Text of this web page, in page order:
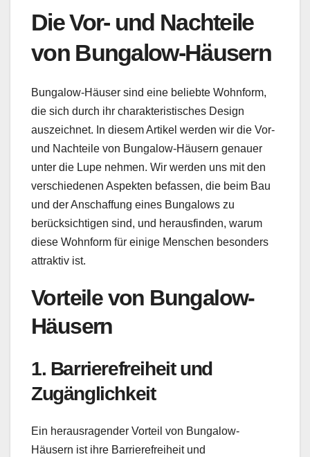
Die Vor- und Nachteile
von Bungalow-Häusern
Bungalow-Häuser sind eine beliebte Wohnform,
die sich durch ihr charakteristisches Design
auszeichnet. In diesem Artikel werden wir die Vor-
und Nachteile von Bungalow-Häusern genauer
unter die Lupe nehmen. Wir werden uns mit den
verschiedenen Aspekten befassen, die beim Bau
und der Anschaffung eines Bungalows zu
berücksichtigen sind, und herausfinden, warum
diese Wohnform für einige Menschen besonders
attraktiv ist.
Vorteile von Bungalow-
Häusern
1. Barrierefreiheit und
Zugänglichkeit
Ein herausragender Vorteil von Bungalow-
Häusern ist ihre Barrierefreiheit und